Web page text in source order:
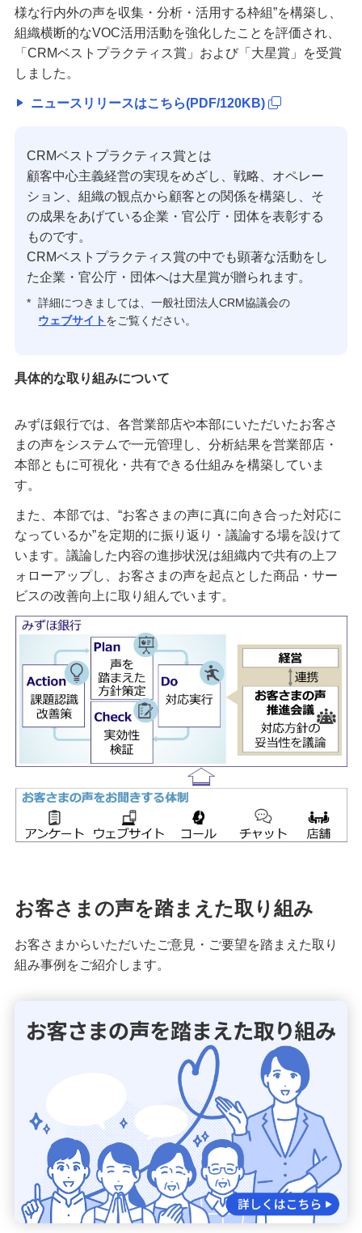
様な行内外の声を収集・分析・活用する枠組”を構築し、
組織横断的なVOC活用活動を強化したことを評価され、
「CRMベストプラクティス賞」および「大星賞」を受賞
しました。
ニュースリリースはこちら(PDF/120KB)
CRMベストプラクティス賞とは
顧客中心主義経営の実現をめざし、戦略、オペレー
ション、組織の観点から顧客との関係を構築し、そ
の成果をあげている企業・官公庁・団体を表彰する
ものです。
CRMベストプラクティス賞の中でも顕著な活動をし
た企業・官公庁・団体へは大星賞が贈られます。
* 詳細につきましては、一般社団法人CRM協議会の
ウェブサイトをご覧ください。
具体的な取り組みについて
みずほ銀行では、各営業部店や本部にいただいたお客さ
まの声をシステムで一元管理し、分析結果を営業部店・
本部ともに可視化・共有できる仕組みを構築していま
す。
また、本部では、“お客さまの声に真に向き合った対応に
なっているか”を定期的に振り返り・議論する場を設けて
います。議論した内容の進捗状況は組織内で共有の上フ
ォローアップし、お客さまの声を起点とした商品・サー
ビスの改善向上に取り組んでいます。
お客さまの声を踏まえた取り組み
お客さまからいただいたご意見・ご要望を踏まえた取り
組み事例をご紹介します。